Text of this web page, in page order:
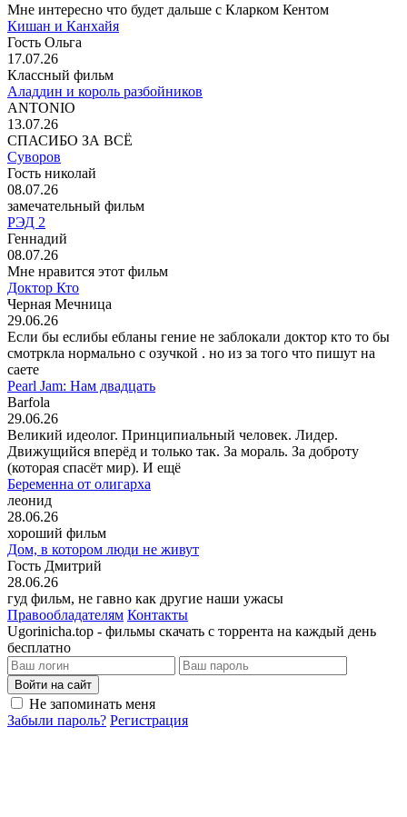
Мне интересно что будет дальше с Кларком Кентом
Кишан и Канхайя
Гость Ольга
17.07.26
Классный фильм
Аладдин и король разбойников
ANTONIO
13.07.26
СПАСИБО ЗА ВСЁ
Суворов
Гость николай
08.07.26
замечательный фильм
РЭД 2
Геннадий
08.07.26
Мне нравится этот фильм
Доктор Кто
Черная Мечница
29.06.26
Если бы еслибы ебланы гение не заблокали доктор кто то бы
смотркла нормально с озучкой . но из за того что пишут на
саете
Pearl Jam: Нам двадцать
Barfola
29.06.26
Великий идеолог. Принципиальный человек. Лидер.
Движущийся вперёд и только так. За мораль. За доброту
(которая спасёт мир). И ещё
Беременна от олигарха
леонид
28.06.26
хороший фильм
Дом, в котором люди не живут
Гость Дмитрий
28.06.26
гуд фильм, не гавно как другие наши ужасы
Правообладателям Контакты
Ugorinicha.top - фильмы скачать с торрента на каждый день
бесплатно
Войти на сайт
Не запоминать меня
Забыли пароль? Регистрация